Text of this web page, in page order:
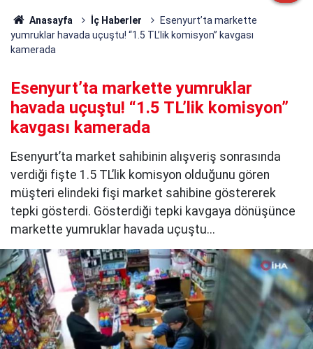
Anasayfa İç Haberler
Esenyurt’ta markette
yumruklar havada uçuştu! “1.5 TL’lik komisyon” kavgası
kamerada
Esenyurt’ta markette yumruklar
havada uçuştu! “1.5 TL’lik komisyon”
kavgası kamerada
Esenyurt’ta market sahibinin alışveriş sonrasında
verdiği fişte 1.5 TL’lik komisyon olduğunu gören
müşteri elindeki fişi market sahibine göstererek
tepki gösterdi. Gösterdiği tepki kavgaya dönüşünce
markette yumruklar havada uçuştu...